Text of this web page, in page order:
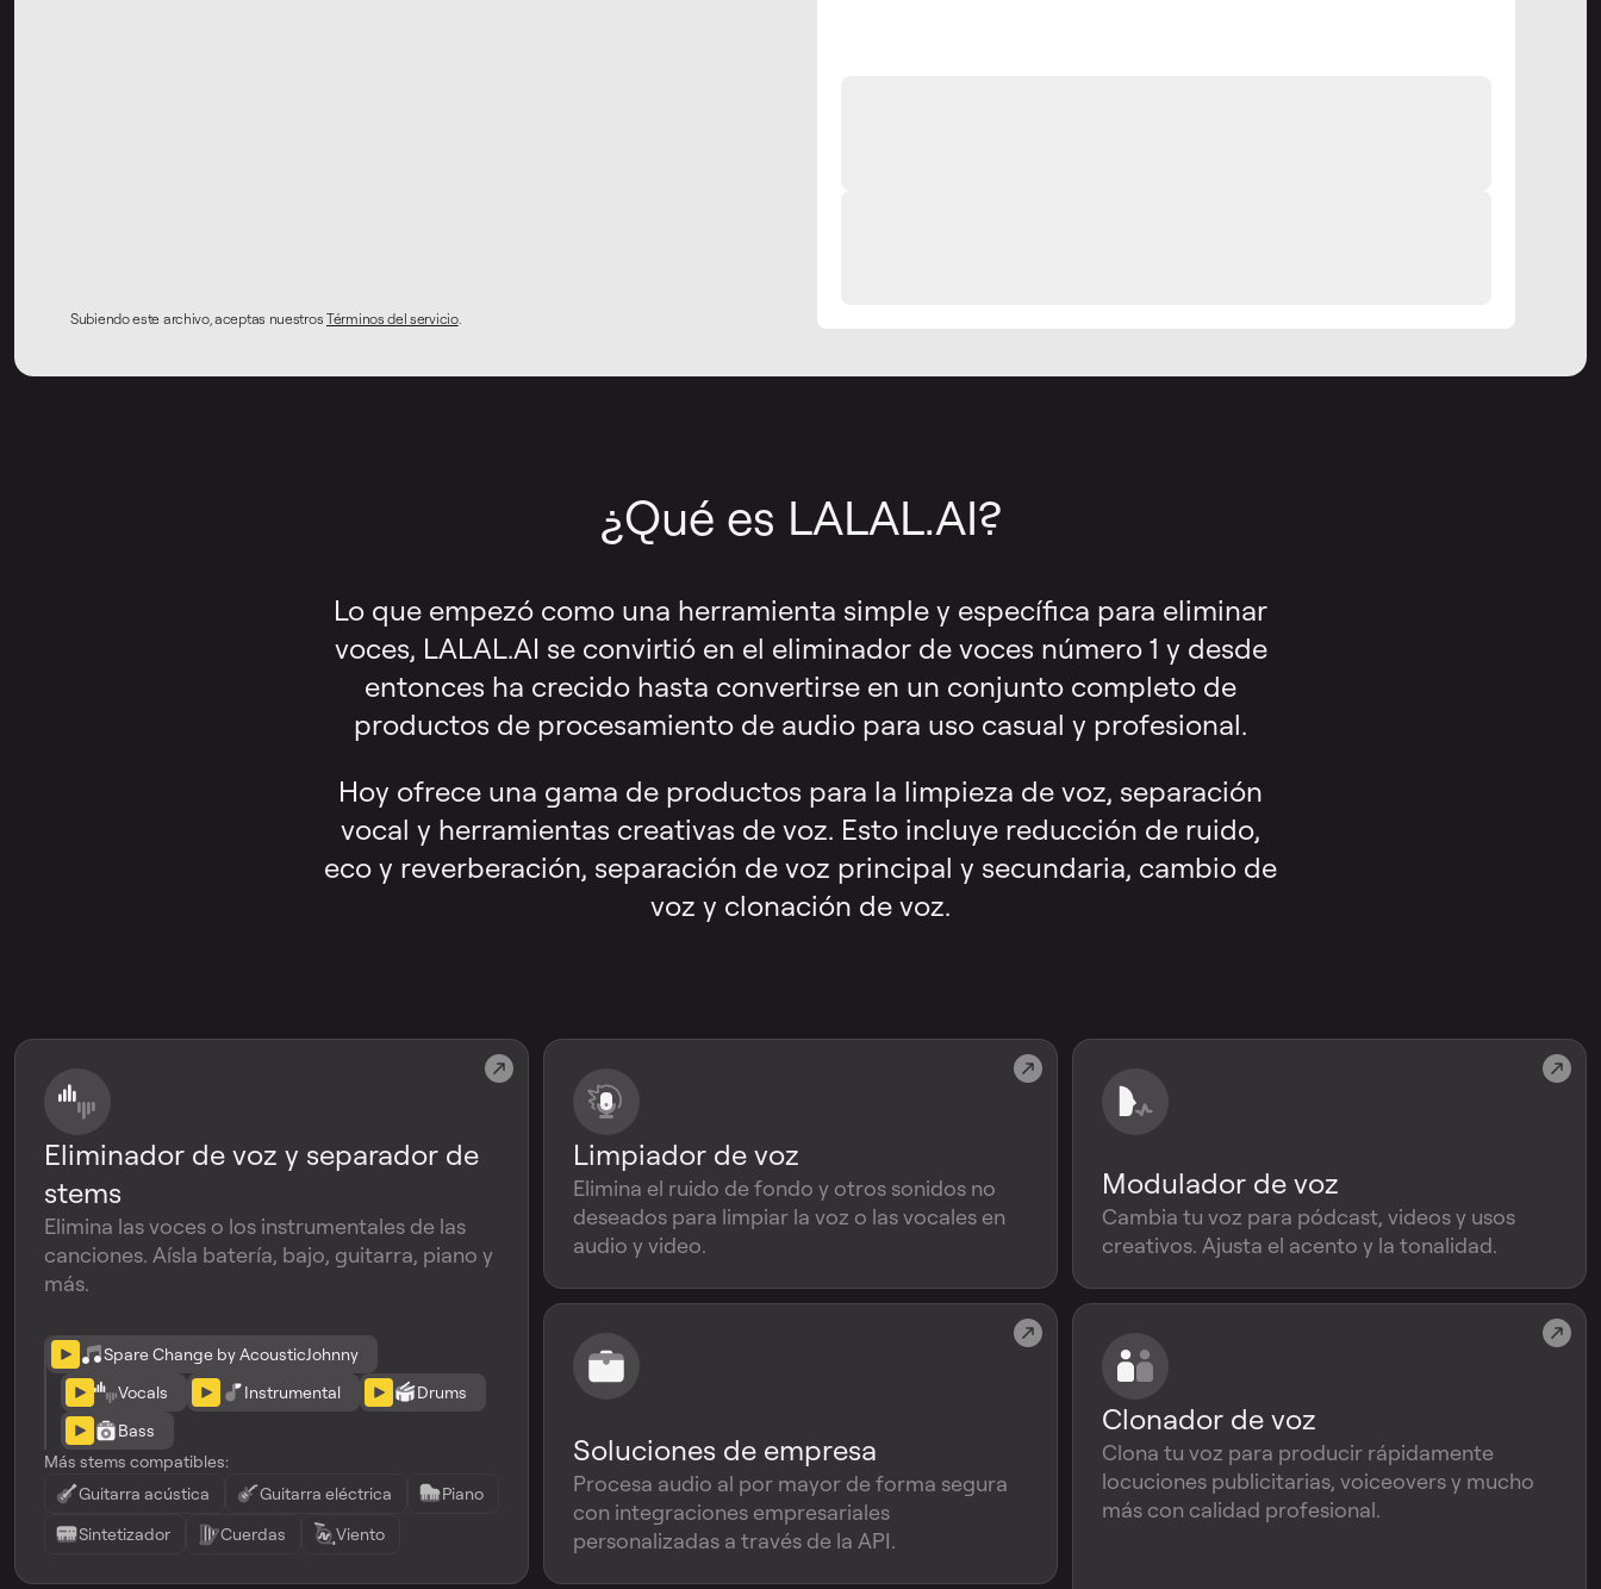
Subiendo este archivo, aceptas nuestros Términos del servicio.
¿Qué es LALAL.AI?
Lo que empezó como una herramienta simple y específica para eliminar
voces, LALAL.AI se convirtió en el eliminador de voces número 1 y desde
entonces ha crecido hasta convertirse en un conjunto completo de
productos de procesamiento de audio para uso casual y profesional.
Hoy ofrece una gama de productos para la limpieza de voz, separación
vocal y herramientas creativas de voz. Esto incluye reducción de ruido,
eco y reverberación, separación de voz principal y secundaria, cambio de
voz y clonación de voz.
Eliminador de voz y separador de
stems
Elimina las voces o los instrumentales de las
canciones. Aísla batería, bajo, guitarra, piano y
más.
Spare Change by AcousticJohnny
Vocals
Instrumental
Drums
Bass
Más stems compatibles:
Guitarra acústica
Guitarra eléctrica
Piano
Sintetizador
Cuerdas Viento
Limpiador de voz
Elimina el ruido de fondo y otros sonidos no
deseados para limpiar la voz o las vocales en
audio y video.
Modulador de voz
Cambia tu voz para pódcast, videos y usos
creativos. Ajusta el acento y la tonalidad.
Soluciones de empresa
Procesa audio al por mayor de forma segura
con integraciones empresariales
personalizadas a través de la API.
Clonador de voz
Clona tu voz para producir rápidamente
locuciones publicitarias, voiceovers y mucho
más con calidad profesional.